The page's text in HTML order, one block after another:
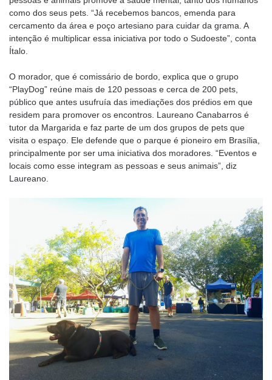
como dos seus pets. “Já recebemos bancos, emenda para
cercamento da área e poço artesiano para cuidar da grama. A
intenção é multiplicar essa iniciativa por todo o Sudoeste”, conta
Ítalo.
O morador, que é comissário de bordo, explica que o grupo
“PlayDog” reúne mais de 120 pessoas e cerca de 200 pets,
público que antes usufruía das imediações dos prédios em que
residem para promover os encontros. Laureano Canabarros é
tutor da Margarida e faz parte de um dos grupos de pets que
visita o espaço. Ele defende que o parque é pioneiro em Brasília,
principalmente por ser uma iniciativa dos moradores. “Eventos e
locais como esse integram as pessoas e seus animais”, diz
Laureano.